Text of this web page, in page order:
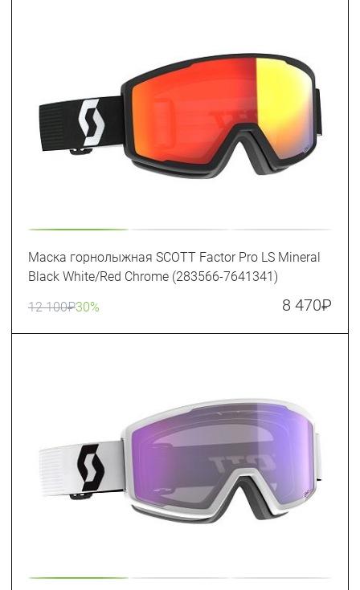
Маска горнолыжная SCOTT Factor Pro LS Mineral
Black White/Red Chrome (283566-7641341)
12 100₽30% 8 470₽